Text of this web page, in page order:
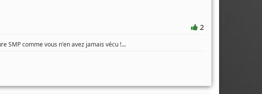
2
SMP comme vous n'en avez jamais vécu !...